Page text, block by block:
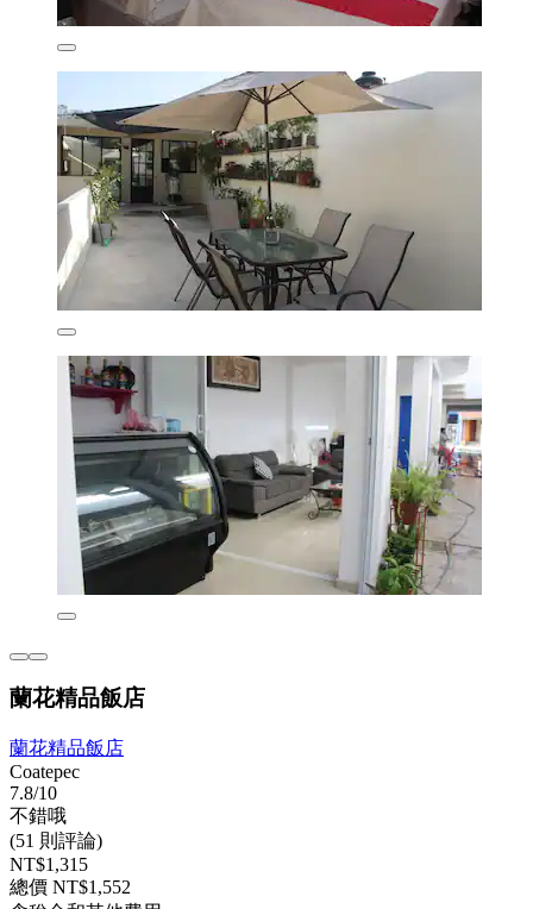
蘭花精品飯店
蘭花精品飯店
Coatepec
7.8/10
不錯哦
(51 則評論)
NT$1,315
總價 NT$1,552